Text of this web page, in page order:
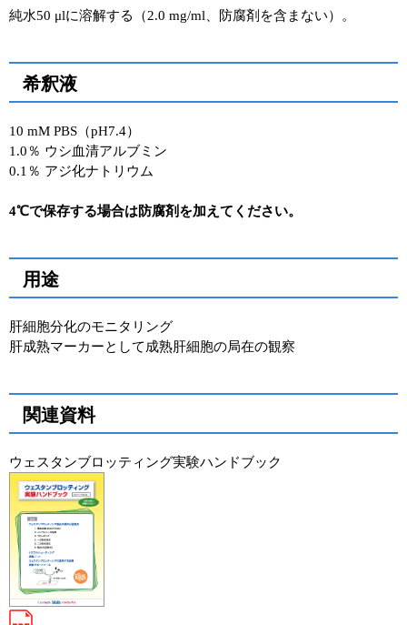
純水50 μlに溶解する（2.0 mg/ml、防腐剤を含まない）。
希釈液
10 mM PBS（pH7.4）
1.0％ ウシ血清アルブミン
0.1％ アジ化ナトリウム
4℃で保存する場合は防腐剤を加えてください。
用途
肝細胞分化のモニタリング
肝成熟マーカーとして成熟肝細胞の局在の観察
関連資料
ウェスタンブロッティング実験ハンドブック